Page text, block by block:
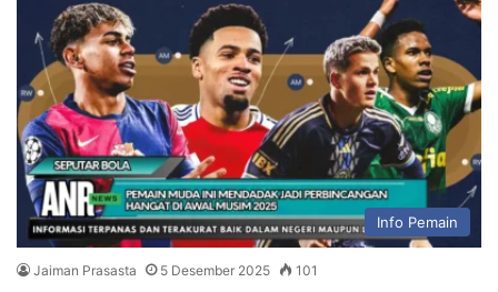
Info Pemain
Jaiman Prasasta 5 Desember 2025 101